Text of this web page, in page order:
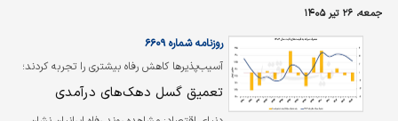
جمعه، ۲۶ تیر ۱۴۰۵
آسیب‌پذیرها کاهش رفاه بیشتری را تجربه کردند؛
روزنامه شماره ۶۶۰۹
تعمیق گسل دهک‌های درآمدی